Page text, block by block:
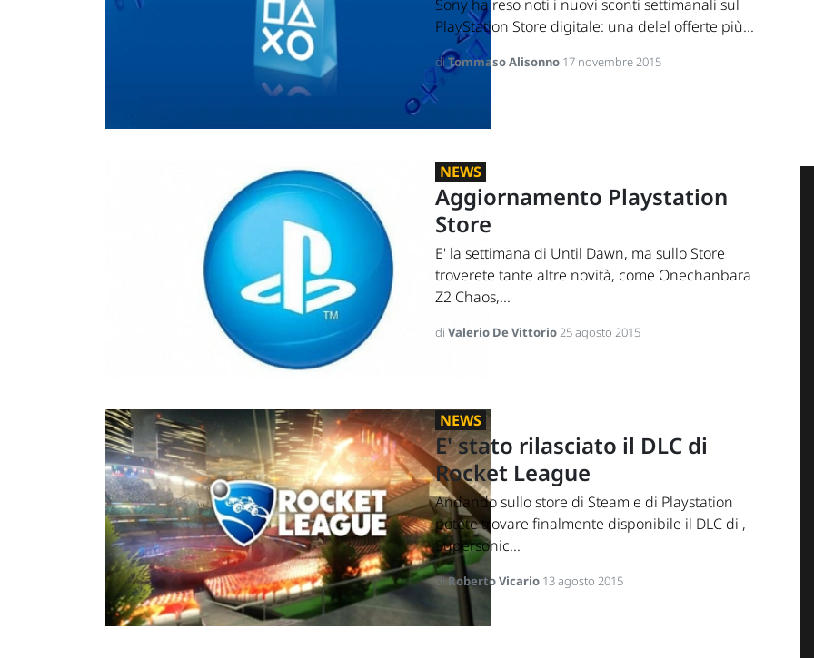
Sony ha reso noti i nuovi sconti settimanali sul
PlayStation Store digitale: una delel offerte più...
diTommaso Alisonno 17 novembre 2015
NEWS
Aggiornamento Playstation
Store
E' la settimana di Until Dawn, ma sullo Store
troverete tante altre novità, come Onechanbara
Z2 Chaos,...
di Valerio De Vittorio25 agosto 2015
NEWS
E' stato rilasciato il DLC di
Rocket League
Andando sullo store di Steam e di Playstation
potete trovare finalmente disponibile il DLC di ,
Supersonic...
diRoberto Vicario 13 agosto 2015